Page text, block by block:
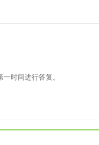
一时间进行答复。